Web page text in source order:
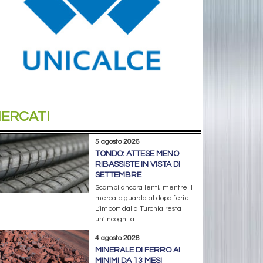
5 agosto 2026
TONDO: ATTESE MENO
RIBASSISTE IN VISTA DI
SETTEMBRE
Scambi ancora lenti, mentre il
mercato guarda al dopo ferie.
L’import dalla Turchia resta
un’incognita
4 agosto 2026
MINERALE DI FERRO AI
MINIMI DA 13 MESI